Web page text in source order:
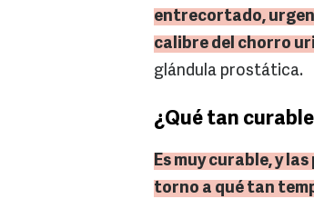
entrecortado,
calibre del chorro
glándula prostática.
¿Qué tan
Es muy curable, y
torno a qué tan